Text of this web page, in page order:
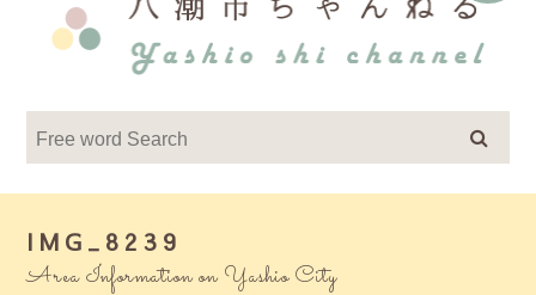
IMG_8239
Area Information on Yashio City